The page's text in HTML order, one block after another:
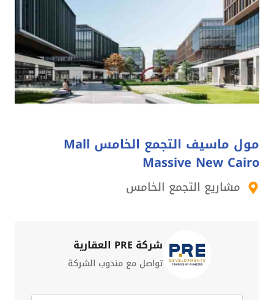
مول ماسيف التجمع الخامس Mall
Massive New Cairo
مشاريع التجمع الخامس
شركة PRE العقارية
تواصل مع مندوب الشركة